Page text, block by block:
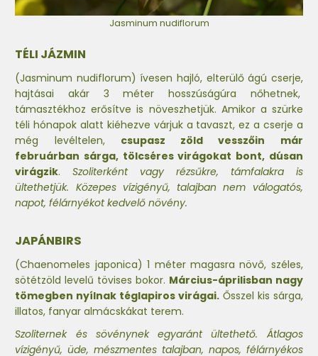
Jasminum nudiflorum
TÉLI JÁZMIN
(Jasminum nudiflorum) ívesen hajló, elterülő ágú cserje,
hajtásai akár 3 méter hosszúságúra nőhetnek,
támasztékhoz erősítve is növeszhetjük. Amikor a szürke
téli hónapok alatt kiéhezve várjuk a tavaszt, ez a cserje a
még levéltelen, csupasz zöld vesszőin már
februárban sárga, tölcséres virágokat bont, dúsan
virágzik.Szoliterként vagy rézsűkre, támfalakra is
ültethetjük. Közepes vízigényű, talajban nem válogatós,
napot, félárnyékot kedvelő növény.
JAPÁNBIRS
(Chaenomeles japonica) 1 méter magasra növő, széles,
sötétzöld levelű tövises bokor. Március-áprilisban nagy
tömegben nyílnak téglapiros virágai. Ősszel kis sárga,
illatos, fanyar almácskákat terem.
Szoliternek és sövénynek egyaránt ültethető. Átlagos
vízigényű, üde, mészmentes talajban, napos, félárnyékos